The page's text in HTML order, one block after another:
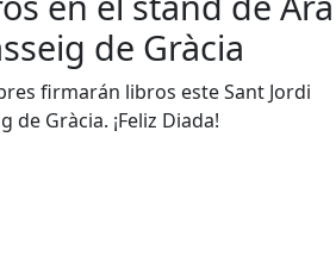
de Gràcia
firmarán libros este Sant Jordi
de Gràcia. ¡Feliz Diada!